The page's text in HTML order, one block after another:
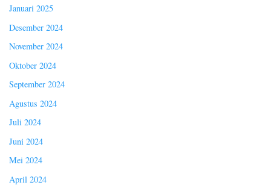
Januari 2025
Desember 2024
November 2024
Oktober 2024
September 2024
Agustus 2024
Juli 2024
Juni 2024
Mei 2024
April 2024